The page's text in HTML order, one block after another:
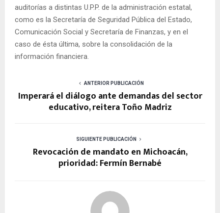
auditorías a distintas U.P.P. de la administración estatal,
como es la Secretaría de Seguridad Pública del Estado,
Comunicación Social y Secretaría de Finanzas, y en el
caso de ésta última, sobre la consolidación de la
información financiera.
ANTERIOR PUBLICACIÓN
Imperará el diálogo ante demandas del sector
educativo, reitera Toño Madriz
SIGUIENTE PUBLICACIÓN
Revocación de mandato en Michoacán,
prioridad: Fermín Bernabé